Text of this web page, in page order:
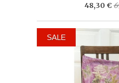
48,30 €
SALE